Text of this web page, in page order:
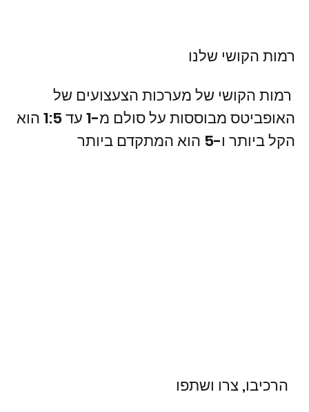
הרכיבו, צרו ושתפו
רמות הקושי שלנו
רמות הקושי של מערכות הצעצועים של
האופביטס מבוססות על סולם מ-1 עד 5: 1 הוא
הקל ביותר ו-5 הוא המתקדם ביותר